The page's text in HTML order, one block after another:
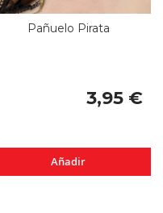
Pañuelo Pirata
3,95 €
Añadir